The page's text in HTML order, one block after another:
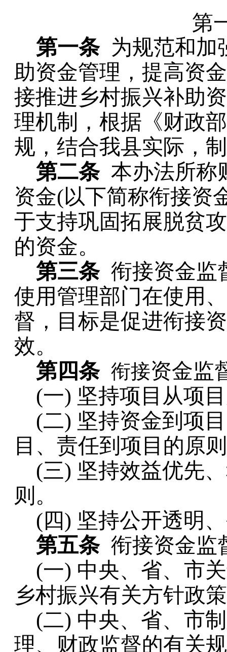
第
第一条 为规范和加
助资金管理，提高资
接推进乡村振兴补助
理机制，根据《财政
规，结合我县实际，
第二条 本办法所称
资金(以下简称衔接资
于支持巩固拓展脱贫
的资金。
第三条 衔接资金监
使用管理部门在使用
督，目标是促进衔接
效。
第四条 衔接资金监
(一) 坚持项目从项
(二) 坚持资金到项
目、责任到项目的原
(三) 坚持效益优先
则。
(四) 坚持公开透明
第五条 衔接资金监
(一) 中央、省、市
乡村振兴有关方针政
(二) 中央、省、市
理、财政监督的有关